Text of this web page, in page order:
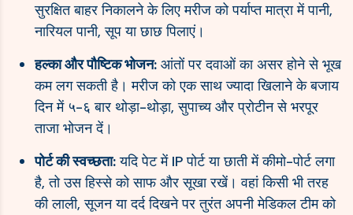
सुरक्षित बाहर निकालने के लिए मरीज को पर्याप्त मात्रा में पानी,
नारियल पानी, सूप या छाछ पिलाएं।
हल्का और पौष्टिक भोजन: आंतों पर दवाओं का असर होने से भूख
कम लग सकती है। मरीज को एक साथ ज्यादा खिलाने के बजाय
दिन में ५-६ बार थोड़ा-थोड़ा, सुपाच्य और प्रोटीन से भरपूर
ताजा भोजन दें।
पोर्ट की स्वच्छता:यदि पेट में IP पोर्ट या छाती में कीमो-पोर्ट लगा
है, तो उस हिस्से को साफ और सूखा रखें। वहां किसी भी तरह
की लाली, सूजन या दर्द दिखने पर तुरंत अपनी मेडिकल टीम को